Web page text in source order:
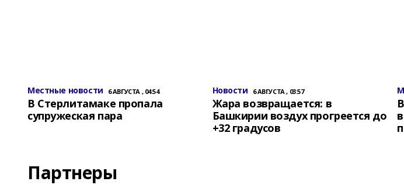
Местные новости 6 АВГУСТА , 04:54
В Стерлитамаке пропала
супружеская пара
Новости 6 АВГУСТА , 03:57
Жара возвращается: в
Башкирии воздух прогреется до
+32 градусов
Партнеры